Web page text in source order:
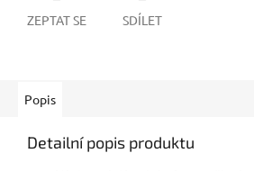
ZEPTAT SE SDÍLET
Popis
Detailní popis produktu